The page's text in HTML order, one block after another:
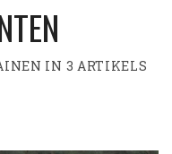
IN 3 ARTIKELS